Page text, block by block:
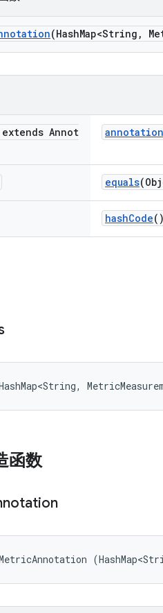
(HashMap<String ,
extends Annot
annotation
equals
hashCode()
函数